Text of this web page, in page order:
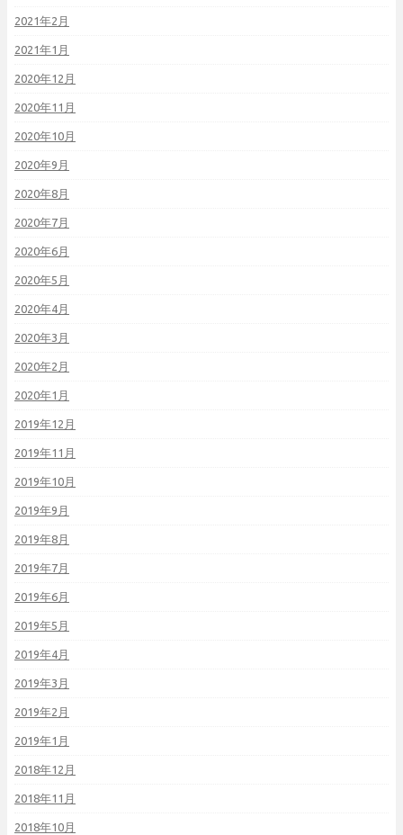
2021年2月
2021年1月
2020年12月
2020年11月
2020年10月
2020年9月
2020年8月
2020年7月
2020年6月
2020年5月
2020年4月
2020年3月
2020年2月
2020年1月
2019年12月
2019年11月
2019年10月
2019年9月
2019年8月
2019年7月
2019年6月
2019年5月
2019年4月
2019年3月
2019年2月
2019年1月
2018年12月
2018年11月
2018年10月